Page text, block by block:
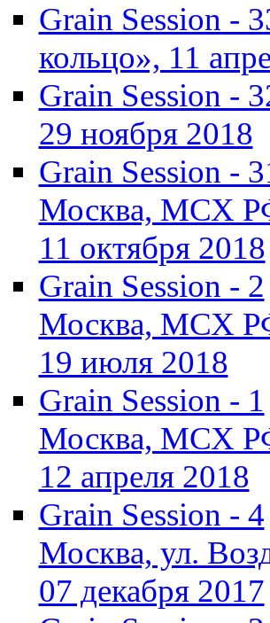
Grain Session -
кольцо», 11
Grain Session -
29 ноября 2018
Grain Session -
Москва, МСХ
11 октября 2018
Grain Session - 2
Москва, МСХ
19 июля 2018
Grain Session - 1
Москва, МСХ
12 апреля 2018
Grain Session - 4
Москва, ул.
07 декабря 2017